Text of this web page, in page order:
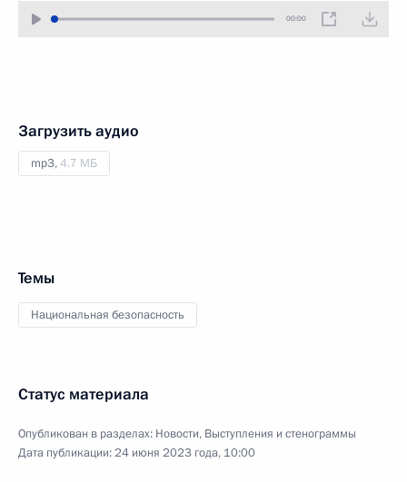
00:00
Загрузить аудио
mp3,4.7 МБ
Темы
Национальная безопасность
Статус материала
Опубликован в разделах: Новости, Выступления и стенограммы
Дата публикации:24 июня 2023 года, 10:00